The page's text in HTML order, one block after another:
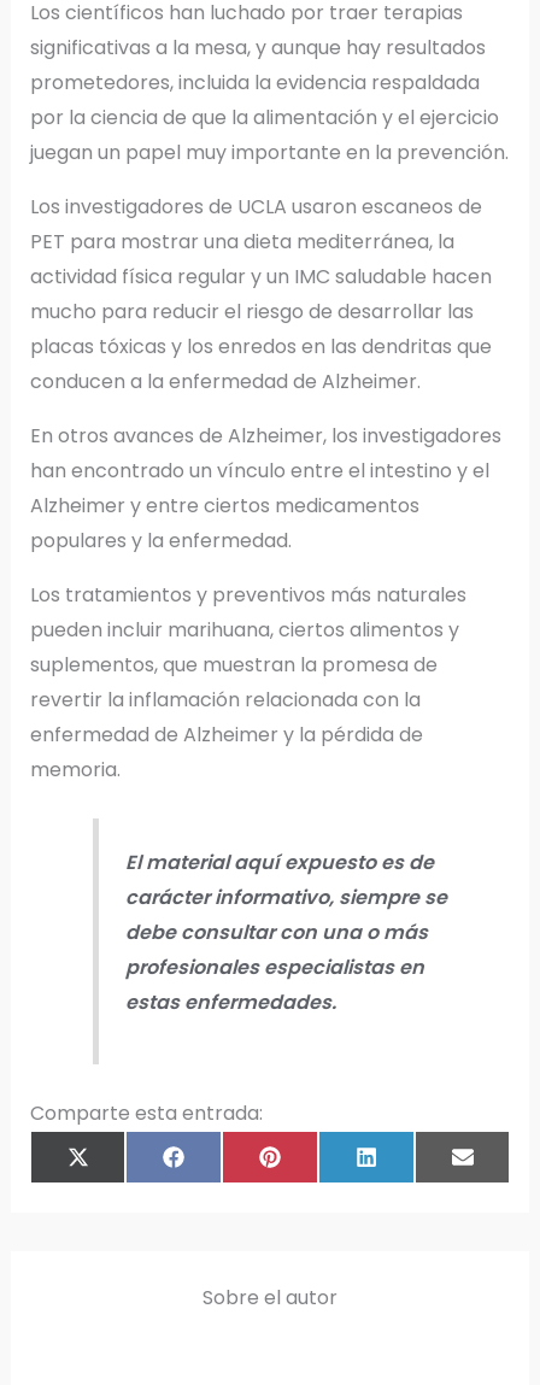
Los científicos han luchado por traer terapias
significativas a la mesa, y aunque hay resultados
prometedores, incluida la evidencia respaldada
por la ciencia de que la alimentación y el ejercicio
juegan un papel muy importante en la prevención.
Los investigadores de UCLA usaron escaneos de
PET para mostrar una dieta mediterránea, la
actividad física regular y un IMC saludable hacen
mucho para reducir el riesgo de desarrollar las
placas tóxicas y los enredos en las dendritas que
conducen a la enfermedad de Alzheimer.
En otros avances de Alzheimer, los investigadores
han encontrado un vínculo entre el intestino y el
Alzheimer y entre ciertos medicamentos
populares y la enfermedad.
Los tratamientos y preventivos más naturales
pueden incluir marihuana, ciertos alimentos y
suplementos, que muestran la promesa de
revertir la inflamación relacionada con la
enfermedad de Alzheimer y la pérdida de
memoria.
El material aquí expuesto es de
carácter informativo, siempre se
debe consultar con una o más
profesionales especialistas en
estas enfermedades.
Comparte esta entrada:
COMPARTIR
EN
X
T
COMPARTIR
F
C
COMPARTIR
P
N
COMPARTIR
EN
L
N
E
A
Sobre el autor